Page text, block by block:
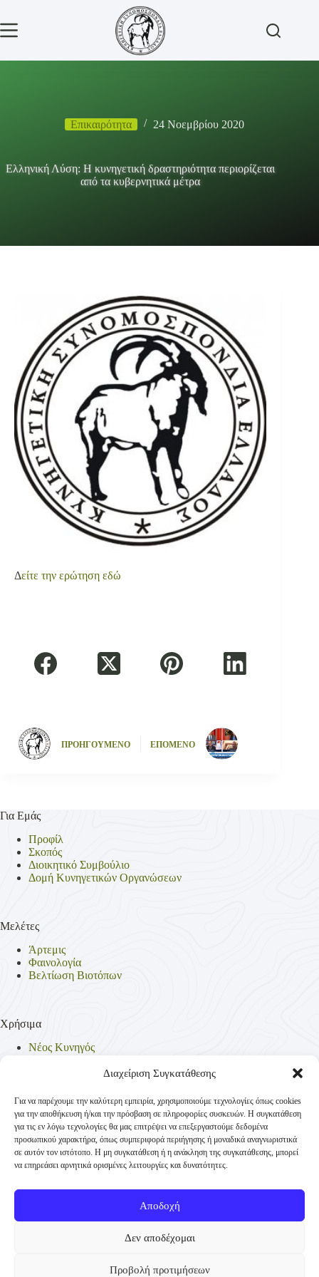
Διαχείριση Συγκατάθεσης
Για να παρέχουμε την καλύτερη εμπειρία, χρησιμοποιούμε τεχνολογίες όπως cookies
για την αποθήκευση ή/και την πρόσβαση σε πληροφορίες συσκευών. Η συγκατάθεση
για τις εν λόγω τεχνολογίες θα μας επιτρέψει να επεξεργαστούμε δεδομένα
προσωπικού χαρακτήρα, όπως συμπεριφορά περιήγησης ή μοναδικά αναγνωριστικά
σε αυτόν τον ιστότοπο. Η μη συγκατάθεση ή η ανάκληση της συγκατάθεσης, μπορεί
να επηρεάσει αρνητικά ορισμένες λειτουργίες και δυνατότητες.
Αποδοχή
Δεν αποδέχομαι
Προβολή προτιμήσεων
περιεχόμενο
Επικαιρότητα 24 Νοεμβρίου 2020
Ελληνική Λύση: Η κυνηγετική δραστηριότητα περιορίζεται
από τα κυβερνητικά μέτρα
Δείτε την ερώτηση εδώ
ΠΡΟΗΓΟΥΜΕΝΟ ΕΠΟΜΕΝΟ
Για Εμάς
Προφίλ
Σκοπός
Διοικητικό Συμβούλιο
Δομή Κυνηγετικών Οργανώσεων
Μελέτες
Άρτεμις
Φαινολογία
Βελτίωση Βιοτόπων
Χρήσιμα
Νέος Κυνηγός
Νομοθεσία
Πολιτική Απορρήτου
Πολιτική Cookies (ΕΕ)
Επικοινωνία
Κυνηγετική Συνομοσπονδία Ελλάδος
TK 10431 Αθήνα
+30 210-3231271
info@ksellas.gr